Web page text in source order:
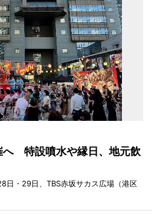
へ 特設噴水や縁日、地元飲
日・29日、TBS赤坂サカス広場（港区